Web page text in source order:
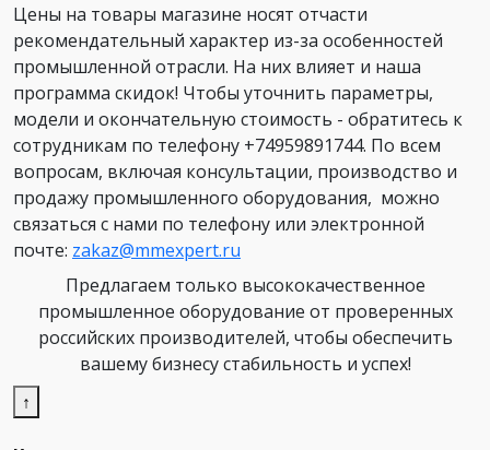
Цены на товары магазине носят отчасти
рекомендательный характер из-за особенностей
промышленной отрасли. На них влияет и наша
программа скидок! Чтобы уточнить параметры,
модели и окончательную стоимость - обратитесь к
сотрудникам по телефону +74959891744. По всем
вопросам, включая консультации, производство и
продажу промышленного оборудования, можно
связаться с нами по телефону или электронной
почте: zakaz@mmexpert.ru
Предлагаем только высококачественное
промышленное оборудование от проверенных
российских производителей, чтобы обеспечить
вашему бизнесу стабильность и успех!
↑